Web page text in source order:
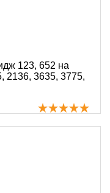
123, 652 на
2136, 3635, 3775,